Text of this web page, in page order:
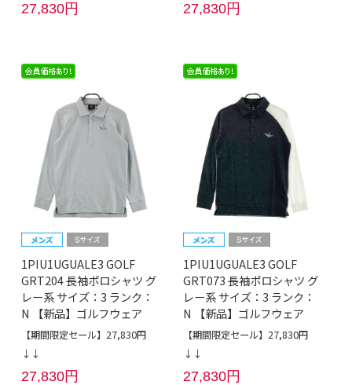
27,830円 27,830円
1PIU1UGUALE3 GOLF
GRT204 長袖ポロシャツ グ
レー系 サイズ：3 ランク：
N 【新品】ゴルフウェア
【期間限定セール】27,830円
↓↓
27,830円
1PIU1UGUALE3 GOLF
GRT073 長袖ポロシャツ グ
レー系 サイズ：3 ランク：
N 【新品】ゴルフウェア
【期間限定セール】27,830円
↓↓
27,830円